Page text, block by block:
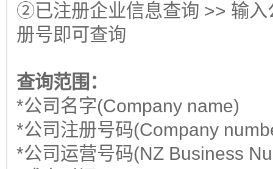
②已注册企业信息查询 >> 输入
册号即可查询
查询范围：
*公司名字(Company name)
*公司注册号码(Company
*公司运营号码(NZ Business